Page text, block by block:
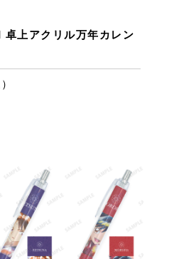
上アクリル万年カレン